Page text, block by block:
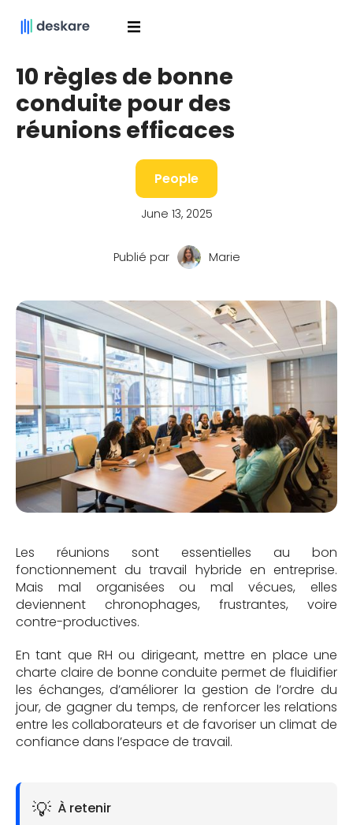
10 règles de bonne
conduite pour des
réunions efficaces
People
June 13, 2025
Publié par Marie
Les réunions sont essentielles au bon
fonctionnement du travail hybride en entreprise.
Mais mal organisées ou mal vécues, elles
deviennent chronophages, frustrantes, voire
contre-productives.
En tant que RH ou dirigeant, mettre en place une
charte claire de bonne conduite permet de fluidifier
les échanges, d’améliorer la gestion de l’ordre du
jour, de gagner du temps, de renforcer les relations
entre les collaborateurs et de favoriser un climat de
confiance dans l’espace de travail.
À retenir